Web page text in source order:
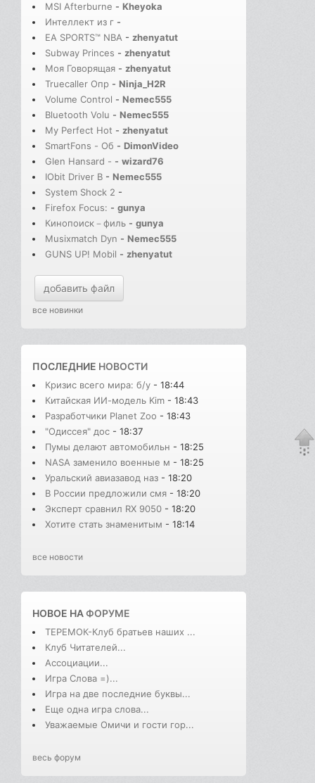
MSI Afterburne - Kheyoka
Интеллект из г -
EA SPORTS™ NBA - zhenyatut
Subway Princes - zhenyatut
Моя Говорящая - zhenyatut
Truecaller Опр - Ninja_H2R
Volume Control - Nemec555
Bluetooth Volu - Nemec555
My Perfect Hot - zhenyatut
SmartFons - Об - DimonVideo
Glen Hansard - - wizard76
IObit Driver B - Nemec555
System Shock 2 -
Firefox Focus: - gunya
Кинопоиск－филь - gunya
Musixmatch Dyn - Nemec555
GUNS UP! Mobil - zhenyatut
добавить файл
все новинки
ПОСЛЕДНИЕ НОВОСТИ
Кризис всего мира: б/у - 18:44
Китайская ИИ-модель Kim - 18:43
Разработчики Planet Zoo - 18:43
"Одиссея" дос - 18:37
Пумы делают автомобильн - 18:25
NASA заменило военные м - 18:25
Уральский авиазавод наз - 18:20
В России предложили смя - 18:20
Эксперт сравнил RX 9050 - 18:20
Хотите стать знаменитым - 18:14
все новости
НОВОЕ НАФОРУМЕ
ТЕРЕМОК-Клуб братьев наших ...
Клуб Читателей...
Ассоциации...
Игра Слова =)...
Игра на две последние буквы...
Еще одна игра слова...
Уважаемые Омичи и гости гор...
весь форум